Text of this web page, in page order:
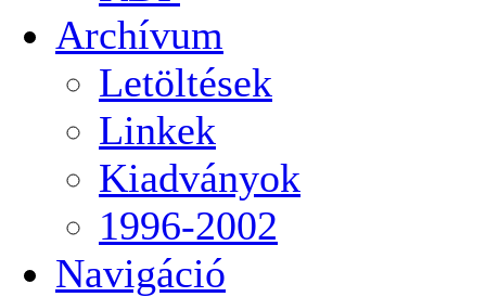
Archívum
Letöltések
Linkek
Kiadványok
1996-2002
Navigáció